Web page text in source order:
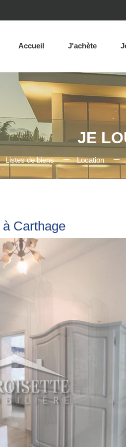
Accueil J'achète
JE
Listes de biens Location
Carthage